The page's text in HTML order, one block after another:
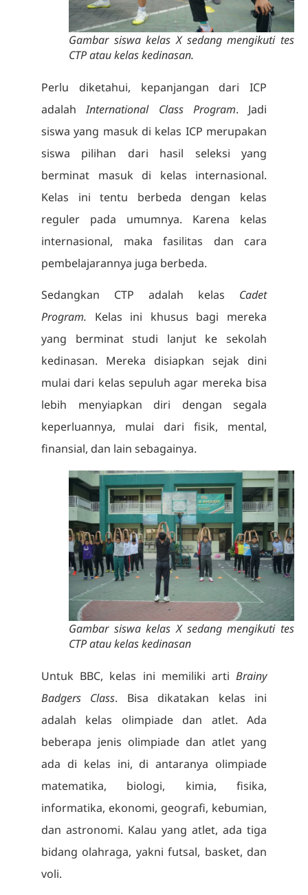
Gambar siswa kelas X sedang mengikuti tes
CTP atau kelas kedinasan.
Perlu diketahui, kepanjangan dari ICP
adalahInternational Class Program. Jadi
siswa yang masuk di kelas ICP merupakan
siswa pilihan dari hasil seleksi yang
berminat masuk di kelas internasional.
Kelas ini tentu berbeda dengan kelas
reguler pada umumnya. Karena kelas
internasional, maka fasilitas dan cara
pembelajarannya juga berbeda.
Sedangkan CTP adalah kelas Cadet
Program. Kelas ini khusus bagi mereka
yang berminat studi lanjut ke sekolah
kedinasan. Mereka disiapkan sejak dini
mulai dari kelas sepuluh agar mereka bisa
lebih menyiapkan diri dengan segala
keperluannya, mulai dari fisik, mental,
finansial, dan lain sebagainya.
Gambar siswa kelas X sedang mengikuti tes
CTP atau kelas kedinasan
Untuk BBC, kelas ini memiliki arti Brainy
Badgers Class. Bisa dikatakan kelas ini
adalah kelas olimpiade dan atlet. Ada
beberapa jenis olimpiade dan atlet yang
ada di kelas ini, di antaranya olimpiade
matematika, biologi, kimia, fisika,
informatika, ekonomi, geografi, kebumian,
dan astronomi. Kalau yang atlet, ada tiga
bidang olahraga, yakni futsal, basket, dan
voli.